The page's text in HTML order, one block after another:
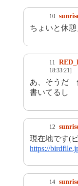
10
ちょいと休憩
11
18:33:21]
あ、そうだ
書いてるし
12
現在地です(
https://
14